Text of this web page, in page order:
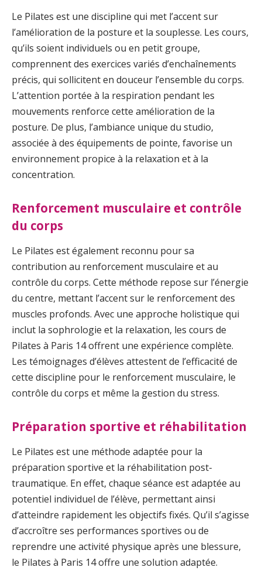
Le Pilates est une discipline qui met l’accent sur
l’amélioration de la posture et la souplesse. Les cours,
qu’ils soient individuels ou en petit groupe,
comprennent des exercices variés d’enchaînements
précis, qui sollicitent en douceur l’ensemble du corps.
L’attention portée à la respiration pendant les
mouvements renforce cette amélioration de la
posture. De plus, l’ambiance unique du studio,
associée à des équipements de pointe, favorise un
environnement propice à la relaxation et à la
concentration.
Renforcement musculaire et contrôle
du corps
Le Pilates est également reconnu pour sa
contribution au renforcement musculaire et au
contrôle du corps. Cette méthode repose sur l’énergie
du centre, mettant l’accent sur le renforcement des
muscles profonds. Avec une approche holistique qui
inclut la sophrologie et la relaxation, les cours de
Pilates à Paris 14 offrent une expérience complète.
Les témoignages d’élèves attestent de l’efficacité de
cette discipline pour le renforcement musculaire, le
contrôle du corps et même la gestion du stress.
Préparation sportive et réhabilitation
Le Pilates est une méthode adaptée pour la
préparation sportive et la réhabilitation post-
traumatique. En effet, chaque séance est adaptée au
potentiel individuel de l’élève, permettant ainsi
d’atteindre rapidement les objectifs fixés. Qu’il s’agisse
d’accroître ses performances sportives ou de
reprendre une activité physique après une blessure,
le Pilates à Paris 14 offre une solution adaptée.